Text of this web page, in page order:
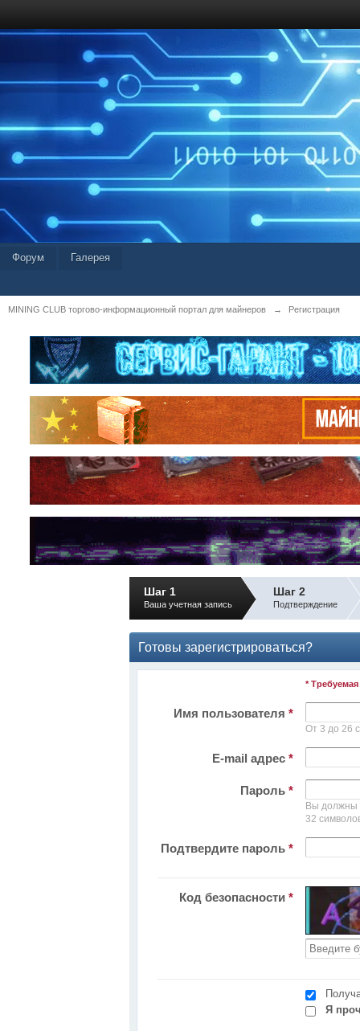
Форум Галерея
MINING CLUB торгово-информационный портал для майнеров → Регистрация
Шаг 1
Ваша учетная запись
Шаг 2
Подтверждение
Готовы зарегистрироваться?
*
Имя пользователя *
От 3 до 26
E-mail адрес *
Пароль *
Вы должны
32
Подтвердите пароль *
Код безопасности *
Я